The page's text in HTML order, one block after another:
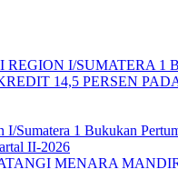
I/Sumatera 1 Bukukan
II-2026